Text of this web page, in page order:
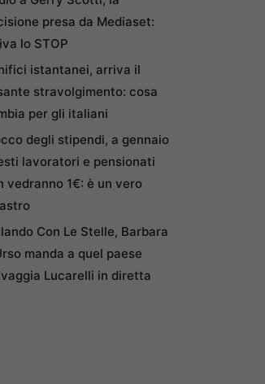
presa da Mediaset:
lo STOP
istantanei, arriva il
stravolgimento: cosa
per gli italiani
degli stipendi, a gennaio
lavoratori e pensionati
vedranno 1€: è un vero
Con Le Stelle, Barbara
manda a quel paese
Lucarelli in diretta